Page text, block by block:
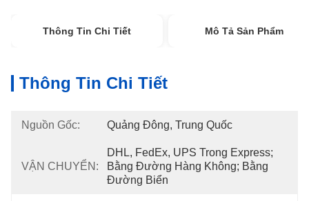
Thông Tin Chi Tiết Mô Tả Sản Phẩm
Thông Tin Chi Tiết
Nguồn Gốc: Quảng Đông, Trung Quốc
VẬN CHUYỂN:
DHL, FedEx, UPS Trong Express;
Bằng Đường Hàng Không; Bằng
Đường Biển